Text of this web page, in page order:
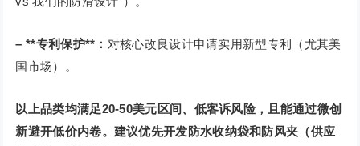
– **专利保护**： 对核心改良设计申请实用新型专利（尤其美
国市场）。
以上品类均满足20-50美元区间、低客诉风险，且能通过微创
新避开低价内卷。建议优先开发防水收纳袋和防风夹（供应